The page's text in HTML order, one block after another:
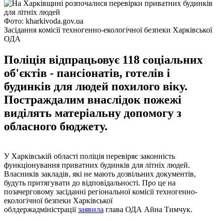
Фото: kharkivoda.gov.ua
Засідання комісії техногенно-екологічної безпеки Харківської
ОДА
Поліція відпрацьовує 118 соціальних
об'єктів - пансіонатів, готелів і
будинків для людей похилого віку.
Постраждалим внаслідок пожежі
виділять матеріальну допомогу з
обласного бюджету.
У Харківській області поліція перевіряє законність
функціонування приватних будинків для літніх людей.
Власників закладів, які не мають дозвільних документів,
будуть притягувати до відповідальності. Про це на
позачерговому засіданні регіональної комісії техногенно-
екологічної безпеки Харківської
облдержадміністраціїзаявила глава ОДА Айна Тимчук.